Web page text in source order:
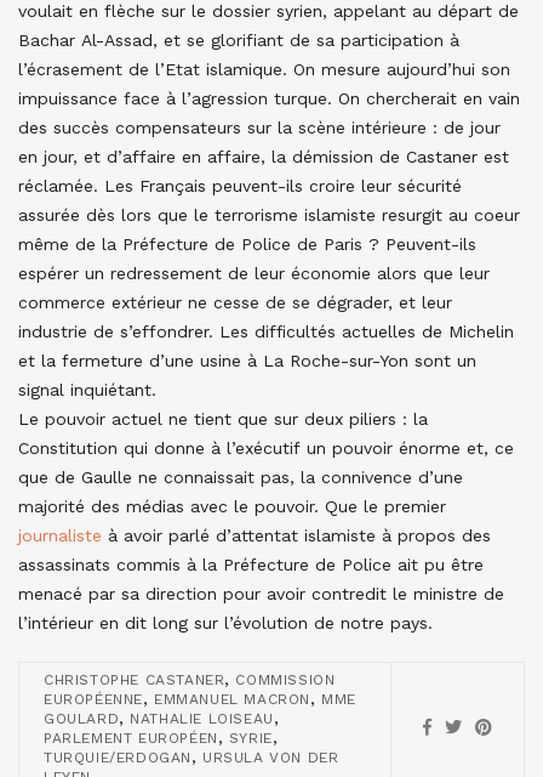
voulait en flèche sur le dossier syrien, appelant au départ de
Bachar Al-Assad, et se glorifiant de sa participation à
l’écrasement de l’Etat islamique. On mesure aujourd’hui son
impuissance face à l’agression turque. On chercherait en vain
des succès compensateurs sur la scène intérieure : de jour
en jour, et d’affaire en affaire, la démission de Castaner est
réclamée. Les Français peuvent-ils croire leur sécurité
assurée dès lors que le terrorisme islamiste resurgit au coeur
même de la Préfecture de Police de Paris ? Peuvent-ils
espérer un redressement de leur économie alors que leur
commerce extérieur ne cesse de se dégrader, et leur
industrie de s’effondrer. Les difficultés actuelles de Michelin
et la fermeture d’une usine à La Roche-sur-Yon sont un
signal inquiétant.
Le pouvoir actuel ne tient que sur deux piliers : la
Constitution qui donne à l’exécutif un pouvoir énorme et, ce
que de Gaulle ne connaissait pas, la connivence d’une
majorité des médias avec le pouvoir. Que le premier
journaliste à avoir parlé d’attentat islamiste à propos des
assassinats commis à la Préfecture de Police ait pu être
menacé par sa direction pour avoir contredit le ministre de
l’intérieur en dit long sur l’évolution de notre pays.
CHRISTOPHE CASTANER, COMMISSION
EUROPÉENNE, EMMANUEL MACRON , MME
GOULARD, NATHALIE LOISEAU ,
PARLEMENT EUROPÉEN , SYRIE,
TURQUIE/ERDOGAN , URSULA VON DER